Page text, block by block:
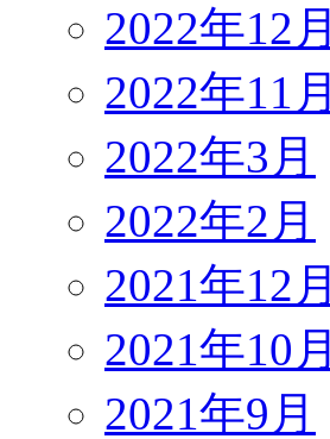
2022年12月
2022年11月
2022年3月
2022年2月
2021年12月
2021年10月
2021年9月